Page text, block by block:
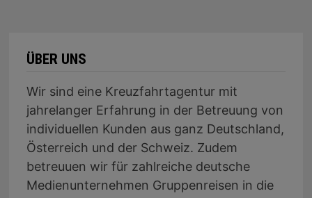
ÜBER UNS
Wir sind eine Kreuzfahrtagentur mit
jahrelanger Erfahrung in der Betreuung von
individuellen Kunden aus ganz Deutschland,
Österreich und der Schweiz. Zudem
betreuuen wir für zahlreiche deutsche
Medienunternehmen Gruppenreisen in die